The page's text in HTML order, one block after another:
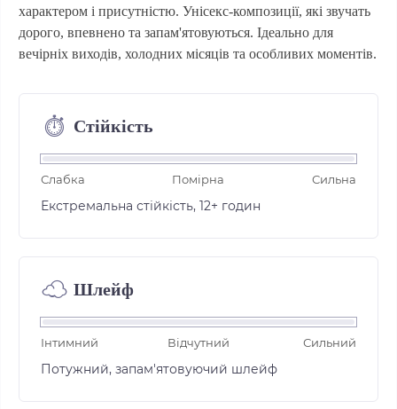
характером і присутністю. Унісекс-композиції, які звучать
дорого, впевнено та запам'ятовуються. Ідеально для
вечірніх виходів, холодних місяців та особливих моментів.
⏱︎ Стійкість
Слабка Помірна Сильна
Екстремальна стійкість, 12+ годин
☁︎ Шлейф
Інтимний Відчутний Сильний
Потужний, запам'ятовуючий шлейф